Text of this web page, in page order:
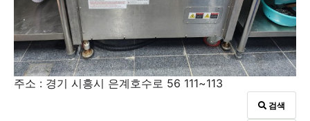
주소 : 경기 시흥시 은계호수로 56 111~113
검색